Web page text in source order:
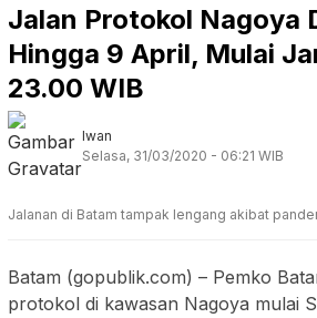
Jalan Protokol Nagoya
Hingga 9 April, Mulai
23.00 WIB
Iwan
Selasa, 31/03/2020 - 06:21 WIB
Jalanan di Batam tampak lengang akibat
Batam (gopublik.com) – Pemko
protokol di kawasan Nagoya mulai